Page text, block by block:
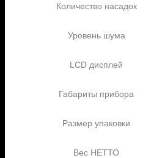
Количество насадок
Уровень шума
LCD дисплей
Габариты прибора
Размер упаковки
Вес НЕТТО